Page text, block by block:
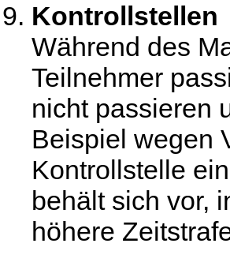
Kontrollstellen
Während des
Teilnehmer
nicht passieren
Beispiel wegen
Kontrollstelle
behält sich vor,
höhere